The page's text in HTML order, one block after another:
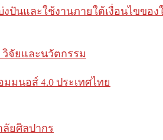
งปันและใช้งานภายใต้เงื่อนไขขอ
จัยและนวัตกรรม
นอส์ 4.0 ประเทศไทย
ยศิลปากร